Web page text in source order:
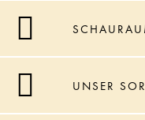
UNSER